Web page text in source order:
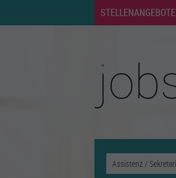
STELLENANGEBOTE